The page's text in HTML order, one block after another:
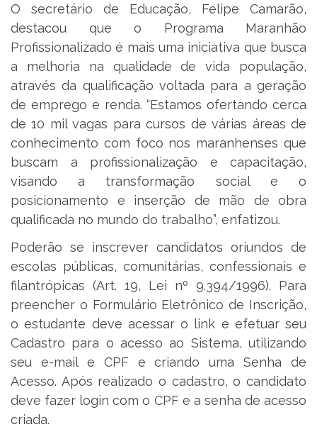
O secretário de Educação, Felipe Camarão,
destacou que o Programa Maranhão
Profissionalizado é mais uma iniciativa que busca
a melhoria na qualidade de vida população,
através da qualificação voltada para a geração
de emprego e renda. “Estamos ofertando cerca
de 10 mil vagas para cursos de várias áreas de
conhecimento com foco nos maranhenses que
buscam a profissionalização e capacitação,
visando a transformação social e o
posicionamento e inserção de mão de obra
qualificada no mundo do trabalho”, enfatizou.
Poderão se inscrever candidatos oriundos de
escolas públicas, comunitárias, confessionais e
filantrópicas (Art. 19, Lei nº 9.394/1996). Para
preencher o Formulário Eletrônico de Inscrição,
o estudante deve acessar o link e efetuar seu
Cadastro para o acesso ao Sistema, utilizando
seu e-mail e CPF e criando uma Senha de
Acesso. Após realizado o cadastro, o candidato
deve fazer login com o CPF e a senha de acesso
criada.